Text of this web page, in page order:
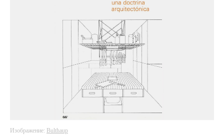
Изображение: Bulthaup
Bulthaup